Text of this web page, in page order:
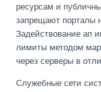
ресурсам и
запрещают порталы
Задействование ап
лимиты методом
через серверы в
Служебные сети